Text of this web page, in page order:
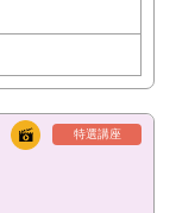
特選講座